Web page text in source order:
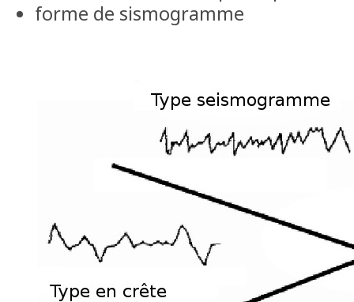
forme de sismogramme